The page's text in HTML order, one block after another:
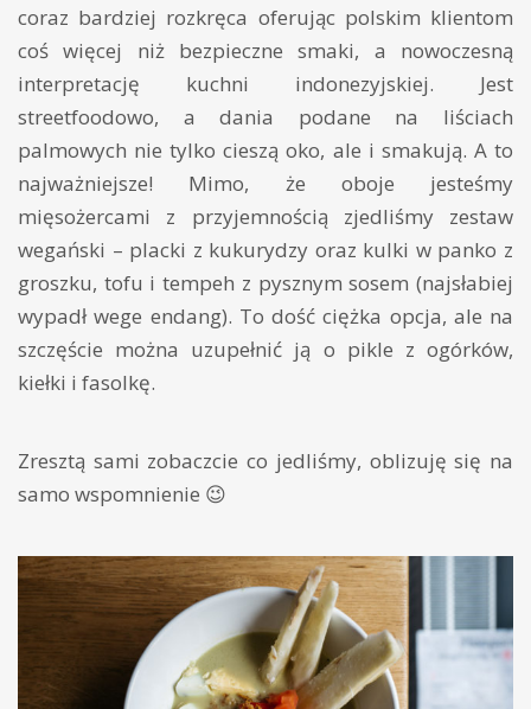
coraz bardziej rozkręca oferując polskim klientom
coś więcej niż bezpieczne smaki, a nowoczesną
interpretację kuchni indonezyjskiej. Jest
streetfoodowo, a dania podane na liściach
palmowych nie tylko cieszą oko, ale i smakują. A to
najważniejsze! Mimo, że oboje jesteśmy
mięsożercami z przyjemnością zjedliśmy zestaw
wegański – placki z kukurydzy oraz kulki w panko z
groszku, tofu i tempeh z pysznym sosem (najsłabiej
wypadł wege endang). To dość ciężka opcja, ale na
szczęście można uzupełnić ją o pikle z ogórków,
kiełki i fasolkę.
Zresztą sami zobaczcie co jedliśmy, oblizuję się na
samo wspomnienie 😉